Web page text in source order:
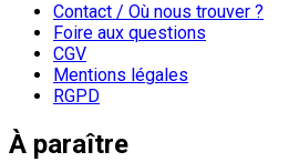
Contact / Où nous trouver ?
Foire aux questions
CGV
Mentions légales
RGPD
À paraître